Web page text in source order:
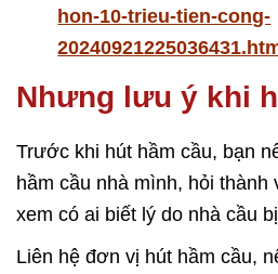
hon-10-trieu-tien-cong-
Nhưng lưu ý khi
Trước khi hút hầm cầu, bạn
hầm cầu nhà mình, hỏi thành
xem có ai biết lý do nhà cầu
Liên hệ đơn vị hút hầm cầu,